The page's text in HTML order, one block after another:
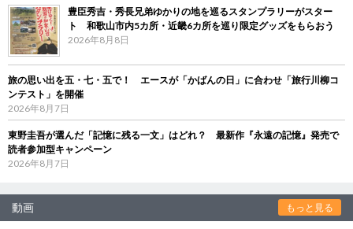
豊臣秀吉・秀長兄弟ゆかりの地を巡るスタンプラリーがスター
ト 和歌山市内5カ所・近畿6カ所を巡り限定グッズをもらおう
2026年8月8日
旅の思い出を五・七・五で！ エースが「かばんの日」に合わせ「旅行川柳コ
ンテスト」を開催
2026年8月7日
東野圭吾が選んだ「記憶に残る一文」はどれ？ 最新作『永遠の記憶』発売で
読者参加型キャンペーン
2026年8月7日
動画 もっと見る